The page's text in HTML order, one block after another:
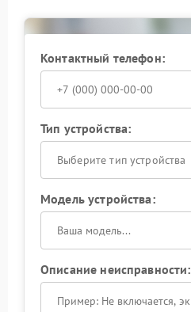
Контактный телефон:
Тип устройства:
Выберите тип устройства
Модель устройства:
Описание неисправности: